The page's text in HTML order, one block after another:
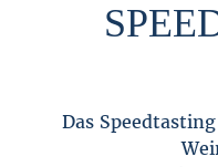
Das